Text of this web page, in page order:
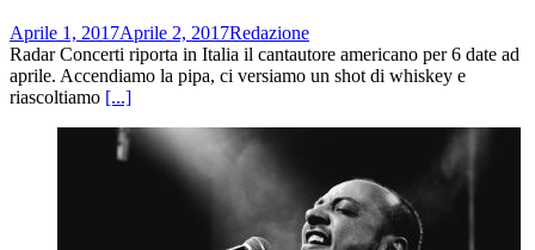
Aprile 1, 2017Aprile 2, 2017Redazione
Radar Concerti riporta in Italia il cantautore americano per 6 date ad
aprile. Accendiamo la pipa, ci versiamo un shot di whiskey e
riascoltiamo [...]